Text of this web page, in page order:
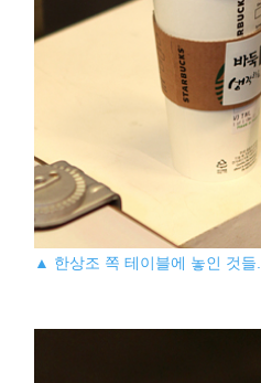
▲ 한상조 쪽 테이블에 놓인 것들.